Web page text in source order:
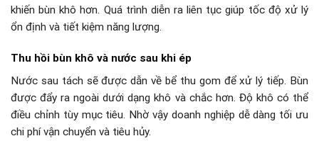
khiến bùn khô hơn. Quá trình diễn ra liên tục giúp tốc độ xử lý
ổn định và tiết kiệm năng lượng.
Thu hồi bùn khô và nước sau khi ép
Nước sau tách sẽ được dẫn về bể thu gom để xử lý tiếp. Bùn
được đẩy ra ngoài dưới dạng khô và chắc hơn. Độ khô có thể
điều chỉnh tùy mục tiêu. Nhờ vậy doanh nghiệp dễ dàng tối ưu
chi phí vận chuyển và tiêu hủy.